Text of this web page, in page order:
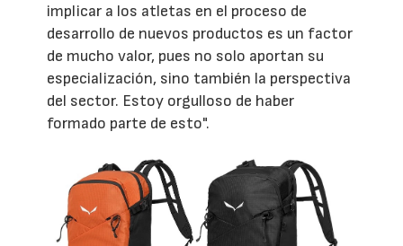
implicar a los atletas en el proceso de
desarrollo de nuevos productos es un factor
de mucho valor, pues no solo aportan su
especialización, sino también la perspectiva
del sector. Estoy orgulloso de haber
formado parte de esto".